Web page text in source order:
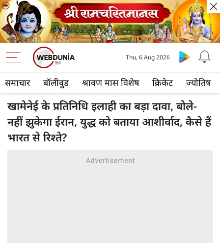
समाचार बॉलीवुड श्रावण मास विशेष क्रिकेट ज्योतिष
Thu, 6 Aug 2026
खामेनेई के प्रतिनिधि इलाही का बड़ा दावा, बोले-
नहीं झुकेगा ईरान, युद्ध को बताया आशीर्वाद, कैसे हैं
भारत से रिश्‍ते?